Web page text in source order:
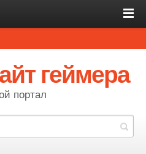
геймера
портал